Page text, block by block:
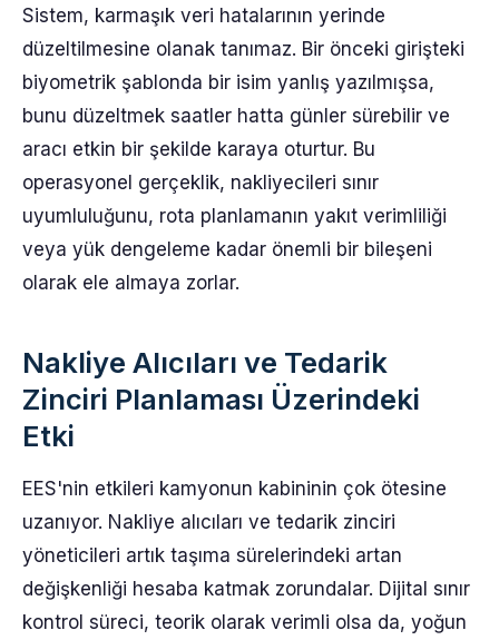
Sistem, karmaşık veri hatalarının yerinde
düzeltilmesine olanak tanımaz. Bir önceki girişteki
biyometrik şablonda bir isim yanlış yazılmışsa,
bunu düzeltmek saatler hatta günler sürebilir ve
aracı etkin bir şekilde karaya oturtur. Bu
operasyonel gerçeklik, nakliyecileri sınır
uyumluluğunu, rota planlamanın yakıt verimliliği
veya yük dengeleme kadar önemli bir bileşeni
olarak ele almaya zorlar.
Nakliye Alıcıları ve Tedarik
Zinciri Planlaması Üzerindeki
Etki
EES'nin etkileri kamyonun kabininin çok ötesine
uzanıyor. Nakliye alıcıları ve tedarik zinciri
yöneticileri artık taşıma sürelerindeki artan
değişkenliği hesaba katmak zorundalar. Dijital sınır
kontrol süreci, teorik olarak verimli olsa da, yoğun